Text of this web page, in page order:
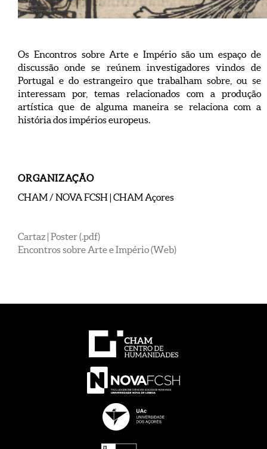
Os Encontros sobre Arte e Império são um espaço de
discussão onde se reúnem investigadores vindos de
Portugal e do estrangeiro que trabalham sobre, ou se
interessam por, temas relacionados com a produção
artística que de alguma maneira se relaciona com a
história dos impérios europeus.
ORGANIZAÇÃO
CHAM / NOVA FCSH | CHAM Açores
Cartaz | Poster (.pdf)
Encontros sobre Arte e Império (Web)